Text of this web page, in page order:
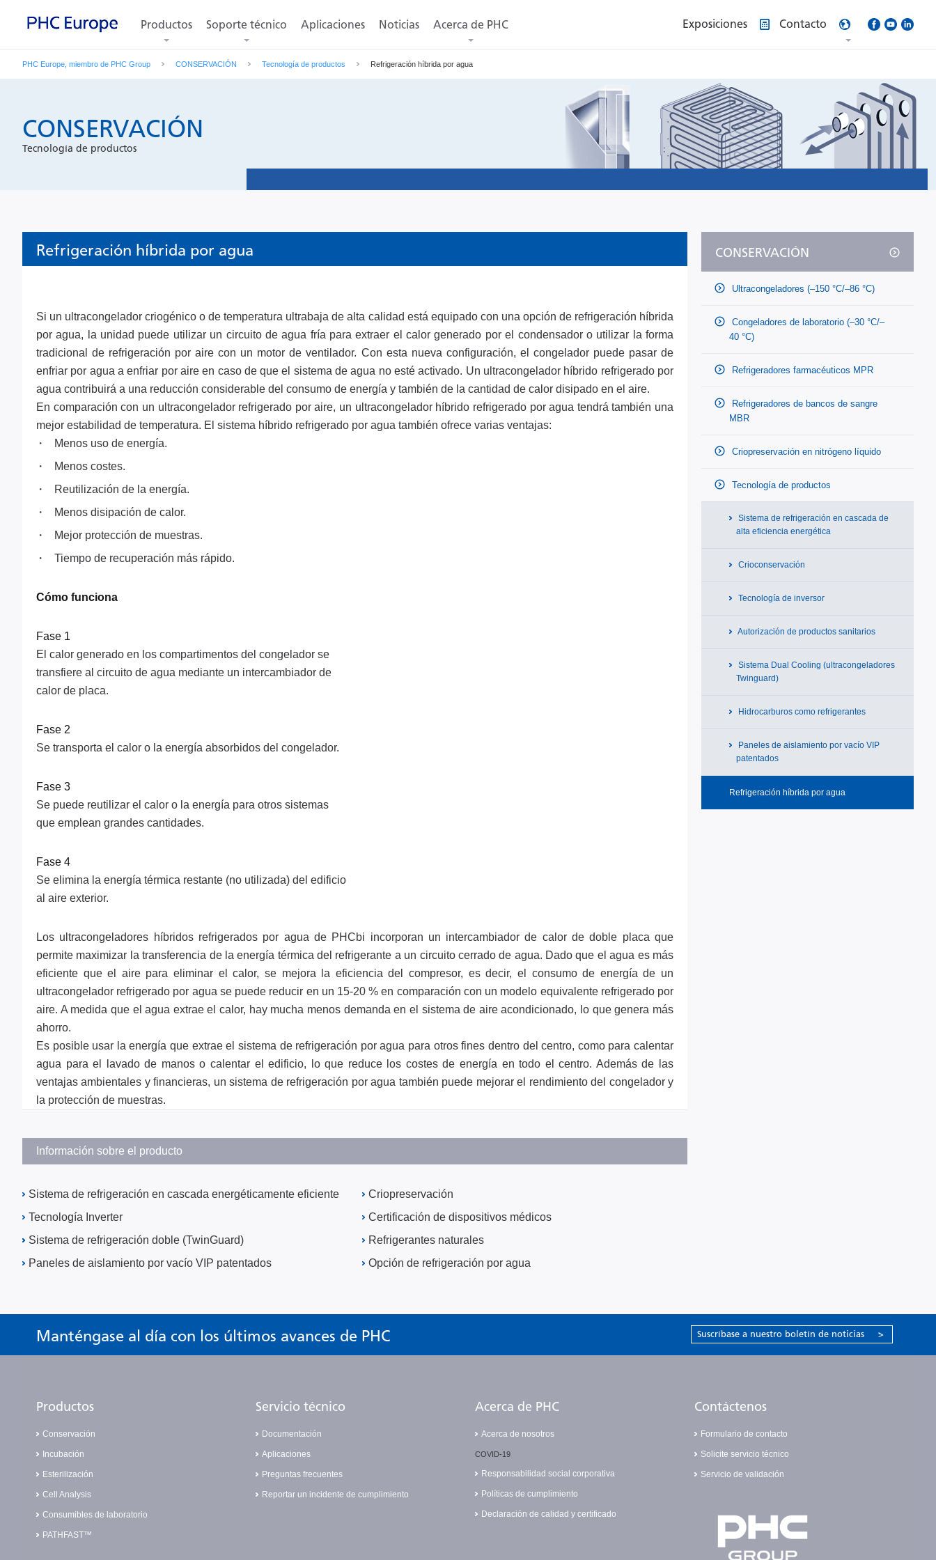
Productos Soporte técnico Aplicaciones Noticias Acerca de PHC Exposiciones Contacto
PHC Europe, miembro de PHC Group CONSERVACIÓN Tecnología de productos Refrigeración híbrida por agua
CONSERVACIÓN
Tecnología de productos
Refrigeración híbrida por agua
Si un ultracongelador criogénico o de temperatura ultrabaja de alta calidad está equipado con una opción de refrigeración híbrida
por agua, la unidad puede utilizar un circuito de agua fría para extraer el calor generado por el condensador o utilizar la forma
tradicional de refrigeración por aire con un motor de ventilador. Con esta nueva configuración, el congelador puede pasar de
enfriar por agua a enfriar por aire en caso de que el sistema de agua no esté activado. Un ultracongelador híbrido refrigerado por
agua contribuirá a una reducción considerable del consumo de energía y también de la cantidad de calor disipado en el aire.
En comparación con un ultracongelador refrigerado por aire, un ultracongelador híbrido refrigerado por agua tendrá también una
mejor estabilidad de temperatura. El sistema híbrido refrigerado por agua también ofrece varias ventajas:
Menos uso de energía.
Menos costes.
Reutilización de la energía.
Menos disipación de calor.
Mejor protección de muestras.
Tiempo de recuperación más rápido.
Cómo funciona
Fase 1
El calor generado en los compartimentos del congelador se
transfiere al circuito de agua mediante un intercambiador de
calor de placa.
Fase 2
Se transporta el calor o la energía absorbidos del congelador.
Fase 3
Se puede reutilizar el calor o la energía para otros sistemas
que emplean grandes cantidades.
Fase 4
Se elimina la energía térmica restante (no utilizada) del edificio
al aire exterior.
Los ultracongeladores híbridosrefrigerados por agua de PHCbi incorporan un intercambiador de calor de doble placa que
permite maximizar la transferencia de la energía térmica del refrigerante a un circuito cerrado de agua. Dado que el agua es más
eficiente que el aire para eliminar el calor, se mejora la eficiencia del compresor, es decir, el consumo de energía de un
ultracongelador refrigerado por agua se puede reducir en un 15-20 % en comparación con un modelo equivalente refrigerado por
aire. A medida que el agua extrae el calor, hay mucha menos demanda en el sistema de aire acondicionado, lo que genera más
ahorro.
Es posible usar la energía que extrae el sistema de refrigeración por agua para otros fines dentro del centro, como para calentar
agua para el lavado de manos o calentar el edificio, lo que reduce los costes de energía en todo el centro. Además de las
ventajas ambientales y financieras, un sistema de refrigeración por agua también puede mejorar el rendimiento del congelador y
la protección de muestras.
Información sobre el producto
Sistema de refrigeración en cascada energéticamente eficiente
Tecnología Inverter
Sistema de refrigeración doble (TwinGuard)
Paneles de aislamiento por vacío VIP patentados
Criopreservación
Certificación de dispositivos médicos
Refrigerantes naturales
Opción de refrigeración por agua
CONSERVACIÓN
Ultracongeladores (–150 °C/–86 °C)
Congeladores de laboratorio (–30 °C/–
40 °C)
Refrigeradores farmacéuticos MPR
Refrigeradores de bancos de sangre
MBR
Criopreservación en nitrógeno líquido
Tecnología de productos
Sistema de refrigeración en cascada de
alta eficiencia energética
Crioconservación
Tecnología de inversor
Autorización de productos sanitarios
Sistema Dual Cooling (ultracongeladores
Twinguard)
Hidrocarburos como refrigerantes
Paneles de aislamiento por vacío VIP
patentados
Refrigeración híbrida por agua
Manténgase al día con los últimos avances de PHC Suscríbase a nuestro boletín de noticias >
Productos
Conservación
Incubación
Esterilización
Cell Analysis
Consumibles de laboratorio
PATHFAST™
Servicio técnico
Documentación
Aplicaciones
Preguntas frecuentes
Reportar un incidente de cumplimiento
Acerca de PHC
Acerca de nosotros
COVID-19
Responsabilidad social corporativa
Políticas de cumplimiento
Declaración de calidad y certificado
Contáctenos
Formulario de contacto
Solicite servicio técnico
Servicio de validación